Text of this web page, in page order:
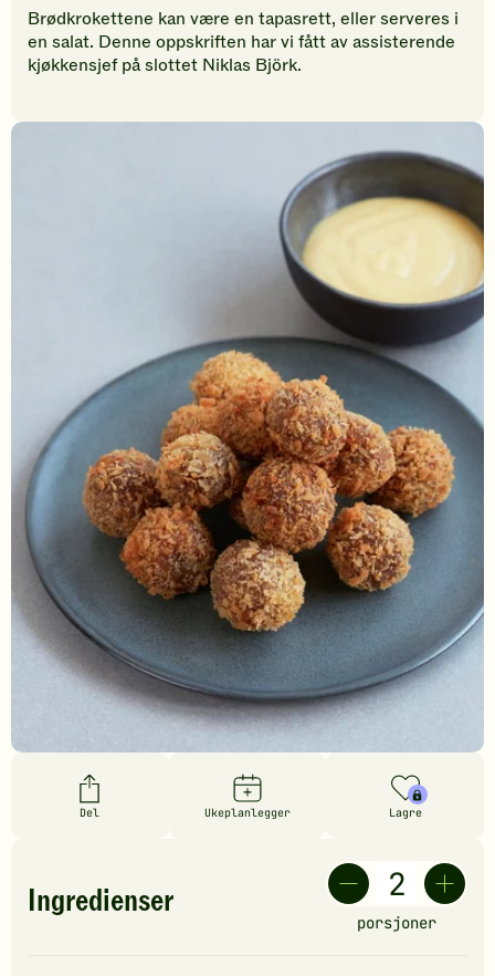
til
å
vurdere
denne
Brødkrokettene kan være en tapasrett, eller serveres i
en salat. Denne oppskriften har vi fått av assisterende
kjøkkensjef på slottet Niklas Björk.
Del Ukeplanlegger Lagre
Ingredienser
porsjoner